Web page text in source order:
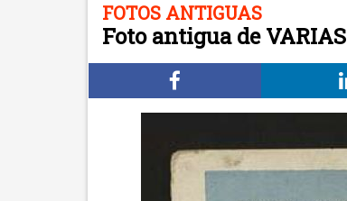
FOTOS ANTIGUAS
Foto antigua de VARIAS